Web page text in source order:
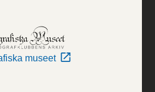
museet